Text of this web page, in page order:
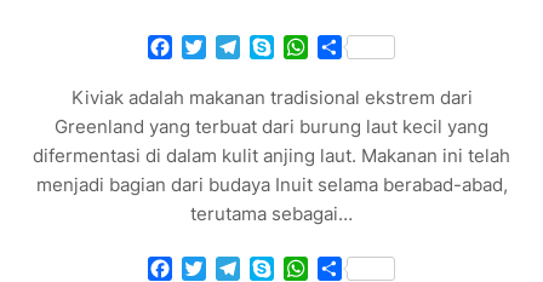
Facebook
TwitterTelegram
SkypeWhatsApp
Share
Kiviak adalah makanan tradisional ekstrem dari
Greenland yang terbuat dari burung laut kecil yang
difermentasi di dalam kulit anjing laut. Makanan ini telah
menjadi bagian dari budaya Inuit selama berabad-abad,
terutama sebagai…
Facebook
TwitterTelegram
SkypeWhatsApp
Share